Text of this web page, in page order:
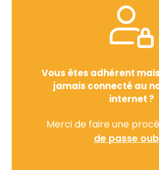
Vous êtes adhérent
jamais connecté au
internet ?
Merci de faire une
de passe